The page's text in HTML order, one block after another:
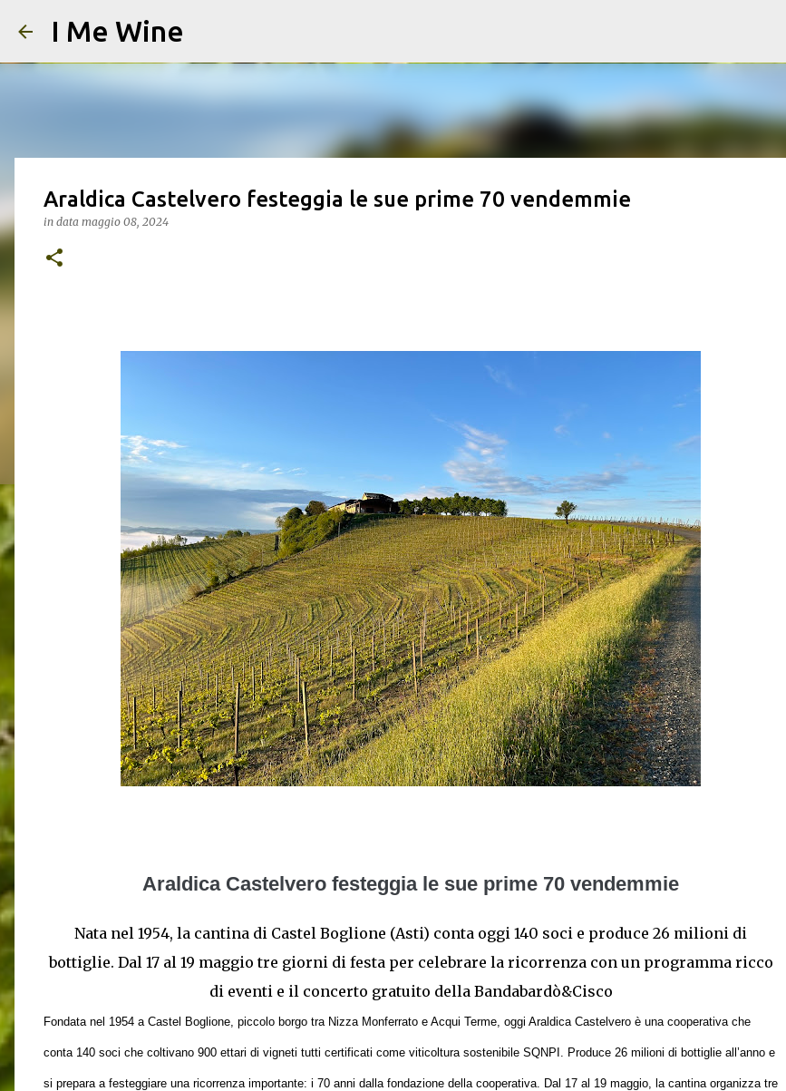
I Me Wine
Araldica Castelvero festeggia le sue prime 70 vendemmie
in data maggio 08, 2024
Araldica Castelvero festeggia le sue prime 70 vendemmie
Nata nel 1954, la cantina di Castel Boglione (Asti) conta oggi 140 soci e produce 26 milioni di
bottiglie. Dal 17 al 19 maggio tre giorni di festa per celebrare la ricorrenza con un programma ricco
di eventi e il concerto gratuito della Bandabardò&Cisco
Fondata nel 1954 a Castel Boglione, piccolo borgo tra Nizza Monferrato e Acqui Terme, oggi Araldica Castelvero è una cooperativa che
conta 140 soci che coltivano 900 ettari di vigneti tutti certificati come viticoltura sostenibile SQNPI. Produce 26 milioni di bottiglie all’anno e
si prepara a festeggiare una ricorrenza importante: i 70 anni dalla fondazione della cooperativa. Dal 17 al 19 maggio, la cantina organizza tre